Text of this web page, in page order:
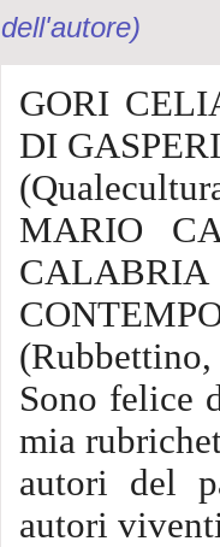
dell'autore)
GORI
DI
MARIO
CALABRIA
Sono felice
mia
autori del
autori